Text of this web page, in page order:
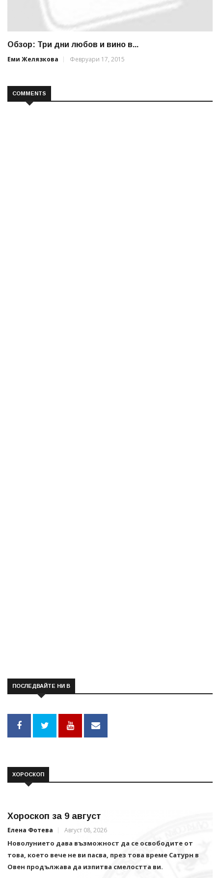
Обзор: Три дни любов и вино в...
Еми Желязкова
Февруари 17, 2015
COMMENTS
ПОСЛЕДВАЙТЕ НИ В
ХОРОСКОП
Хороскоп за 9 август
Елена Фотева Август 08, 2026
Новолунието дава възможност да се освободите от
това, което вече не ви пасва, през това време Сатурн в
Овен продължава да изпитва смелостта ви.